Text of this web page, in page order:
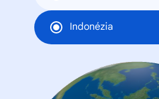
Indonézia